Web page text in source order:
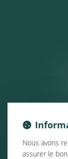
Nous avons
assurer le